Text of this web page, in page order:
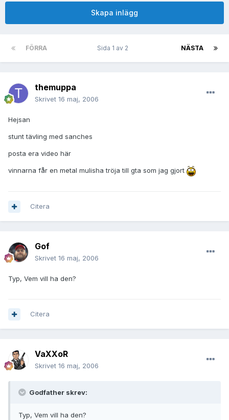
Skapa inlägg
FÖRRA NÄSTA
Sida 1 av 2
themuppa
Skrivet 16 maj, 2006
Hejsan
stunt tävling med sanches
posta era video här
vinnarna får en metal mulisha tröja till gta som jag gjort
Citera
Gof
Skrivet 16 maj, 2006
Typ, Vem vill ha den?
Citera
VaXXoR
Skrivet 16 maj, 2006
Godfather skrev:
Typ, Vem vill ha den?